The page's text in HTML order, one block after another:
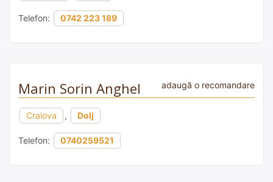
Telefon: 0742 223 189
Marin Sorin Anghel adaugă o recomandare
Craiova , Dolj
Telefon: 0740259521